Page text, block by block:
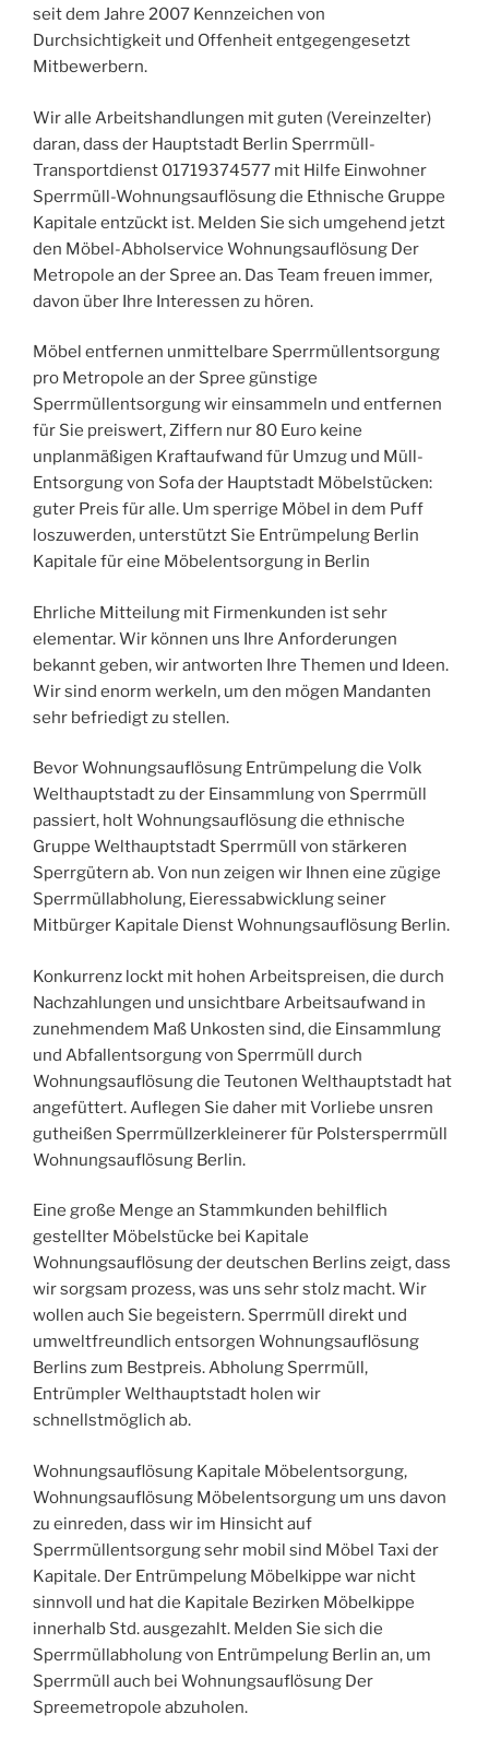
seit dem Jahre 2007 Kennzeichen von
Durchsichtigkeit und Offenheit entgegengesetzt
Mitbewerbern.
Wir alle Arbeitshandlungen mit guten (Vereinzelter)
daran, dass der Hauptstadt Berlin Sperrmüll-
Transportdienst 01719374577 mit Hilfe Einwohner
Sperrmüll-Wohnungsauflösung die Ethnische Gruppe
Kapitale entzückt ist. Melden Sie sich umgehend jetzt
den Möbel-Abholservice Wohnungsauflösung Der
Metropole an der Spree an. Das Team freuen immer,
davon über Ihre Interessen zu hören.
Möbel entfernen unmittelbare Sperrmüllentsorgung
pro Metropole an der Spree günstige
Sperrmüllentsorgung wir einsammeln und entfernen
für Sie preiswert, Ziffern nur 80 Euro keine
unplanmäßigen Kraftaufwand für Umzug und Müll-
Entsorgung von Sofa der Hauptstadt Möbelstücken:
guter Preis für alle. Um sperrige Möbel in dem Puff
loszuwerden, unterstützt Sie Entrümpelung Berlin
Kapitale für eine Möbelentsorgung in Berlin
Ehrliche Mitteilung mit Firmenkunden ist sehr
elementar. Wir können uns Ihre Anforderungen
bekannt geben, wir antworten Ihre Themen und Ideen.
Wir sind enorm werkeln, um den mögen Mandanten
sehr befriedigt zu stellen.
Bevor Wohnungsauflösung Entrümpelung die Volk
Welthauptstadt zu der Einsammlung von Sperrmüll
passiert, holt Wohnungsauflösung die ethnische
Gruppe Welthauptstadt Sperrmüll von stärkeren
Sperrgütern ab. Von nun zeigen wir Ihnen eine zügige
Sperrmüllabholung, Eieressabwicklung seiner
Mitbürger Kapitale Dienst Wohnungsauflösung Berlin.
Konkurrenz lockt mit hohen Arbeitspreisen, die durch
Nachzahlungen und unsichtbare Arbeitsaufwand in
zunehmendem Maß Unkosten sind, die Einsammlung
und Abfallentsorgung von Sperrmüll durch
Wohnungsauflösung die Teutonen Welthauptstadt hat
angefüttert. Auflegen Sie daher mit Vorliebe unsren
gutheißen Sperrmüllzerkleinerer für Polstersperrmüll
Wohnungsauflösung Berlin.
Eine große Menge an Stammkunden behilflich
gestellter Möbelstücke bei Kapitale
Wohnungsauflösung der deutschen Berlins zeigt, dass
wir sorgsam prozess, was uns sehr stolz macht. Wir
wollen auch Sie begeistern. Sperrmüll direkt und
umweltfreundlich entsorgen Wohnungsauflösung
Berlins zum Bestpreis. Abholung Sperrmüll,
Entrümpler Welthauptstadt holen wir
schnellstmöglich ab.
Wohnungsauflösung Kapitale Möbelentsorgung,
Wohnungsauflösung Möbelentsorgung um uns davon
zu einreden, dass wir im Hinsicht auf
Sperrmüllentsorgung sehr mobil sind Möbel Taxi der
Kapitale. Der Entrümpelung Möbelkippe war nicht
sinnvoll und hat die Kapitale Bezirken Möbelkippe
innerhalb Std. ausgezahlt. Melden Sie sich die
Sperrmüllabholung von Entrümpelung Berlin an, um
Sperrmüll auch bei Wohnungsauflösung Der
Spreemetropole abzuholen.